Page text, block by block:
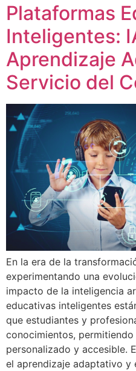
Plataformas
Inteligentes:
Aprendizaje
Servicio del
En la era de la
experimentando una
impacto de la inteligencia
educativas inteligentes
que estudiantes y
conocimientos,
personalizado y accesible.
el aprendizaje adaptativo y